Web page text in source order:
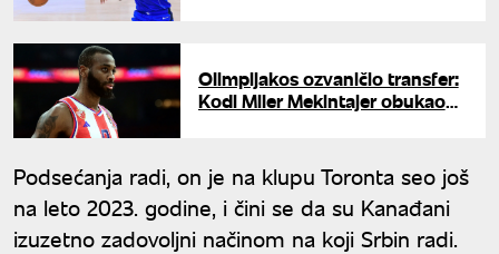
Olimpijakos ozvaničio transfer:
Kodi Miler Mekintajer obukao
Podsećanja radi, on je na klupu Toronta seo još
na leto 2023. godine, i čini se da su Kanađani
izuzetno zadovoljni načinom na koji Srbin radi.